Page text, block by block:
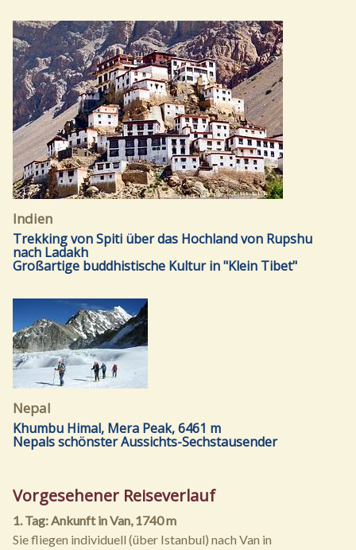
Indien
Trekking von Spiti über das Hochland von Rupshu
nach Ladakh
Großartige buddhistische Kultur in "Klein Tibet"
Nepal
Khumbu Himal, Mera Peak, 6461 m
Nepals schönster Aussichts-Sechstausender
Vorgesehener Reiseverlauf
1. Tag: Ankunft in Van, 1740 m
Sie fliegen individuell (über Istanbul) nach Van in